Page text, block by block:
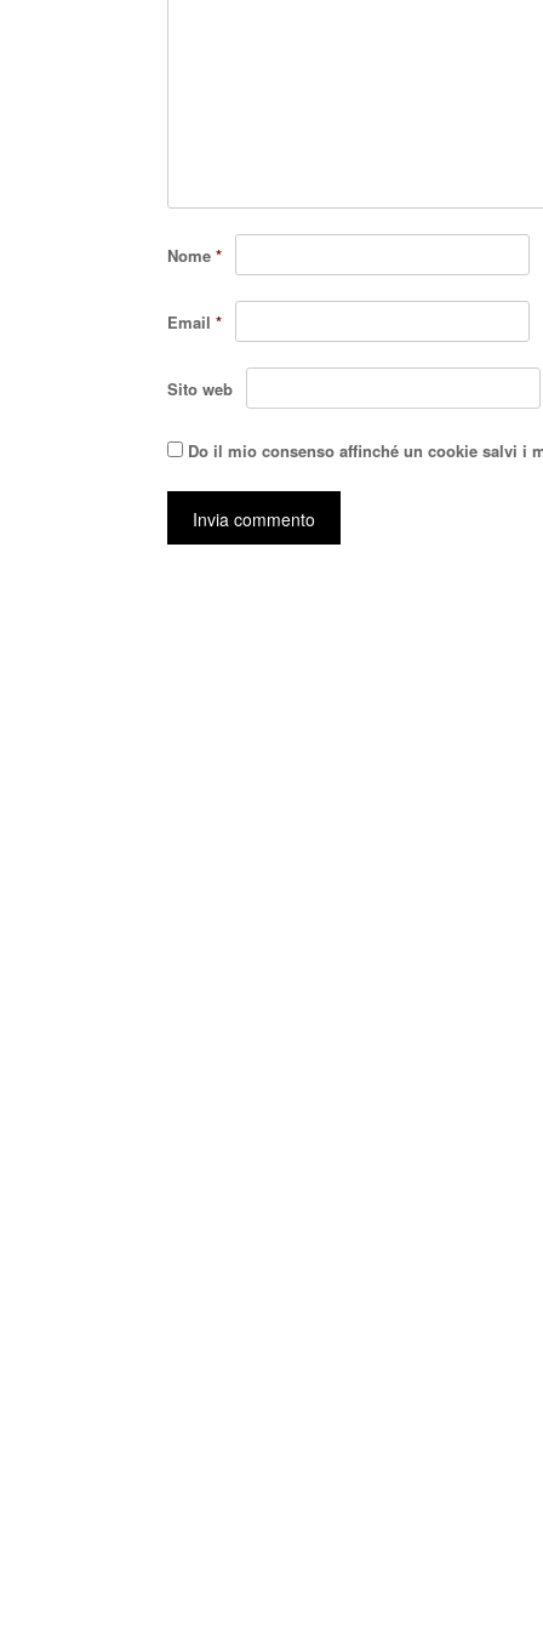
Nome *
Email *
Sito web
Do il mio consenso affinché un cookie salvi i